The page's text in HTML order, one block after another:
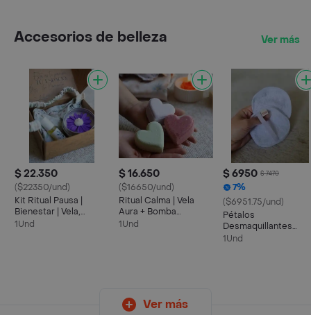
Accesorios de belleza Ver más
$ 22.350
($22350/und)
Kit Ritual Pausa |
Bienestar | Vela,
Antifaz Y
1Und
$ 16.650
($16650/und)
Ritual Calma | Vela
Aura + Bomba
Efervescente Geranio
1Und
$ 6950 $ 7470
7%
($6951.75/und)
Pétalos
Desmaquillantes
Reutilizables | Dos
1Und
Ver más